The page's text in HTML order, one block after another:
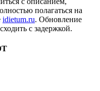
полагаться на
idietum.ru. Обновление
с задержкой.